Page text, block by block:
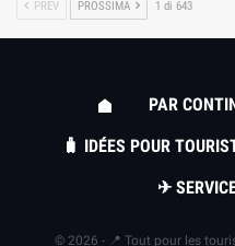
PREV PROSSIMA 1 di 643
PAR
🧳 IDÉES POUR
✈
© 2026 - 📍 Tout pour les